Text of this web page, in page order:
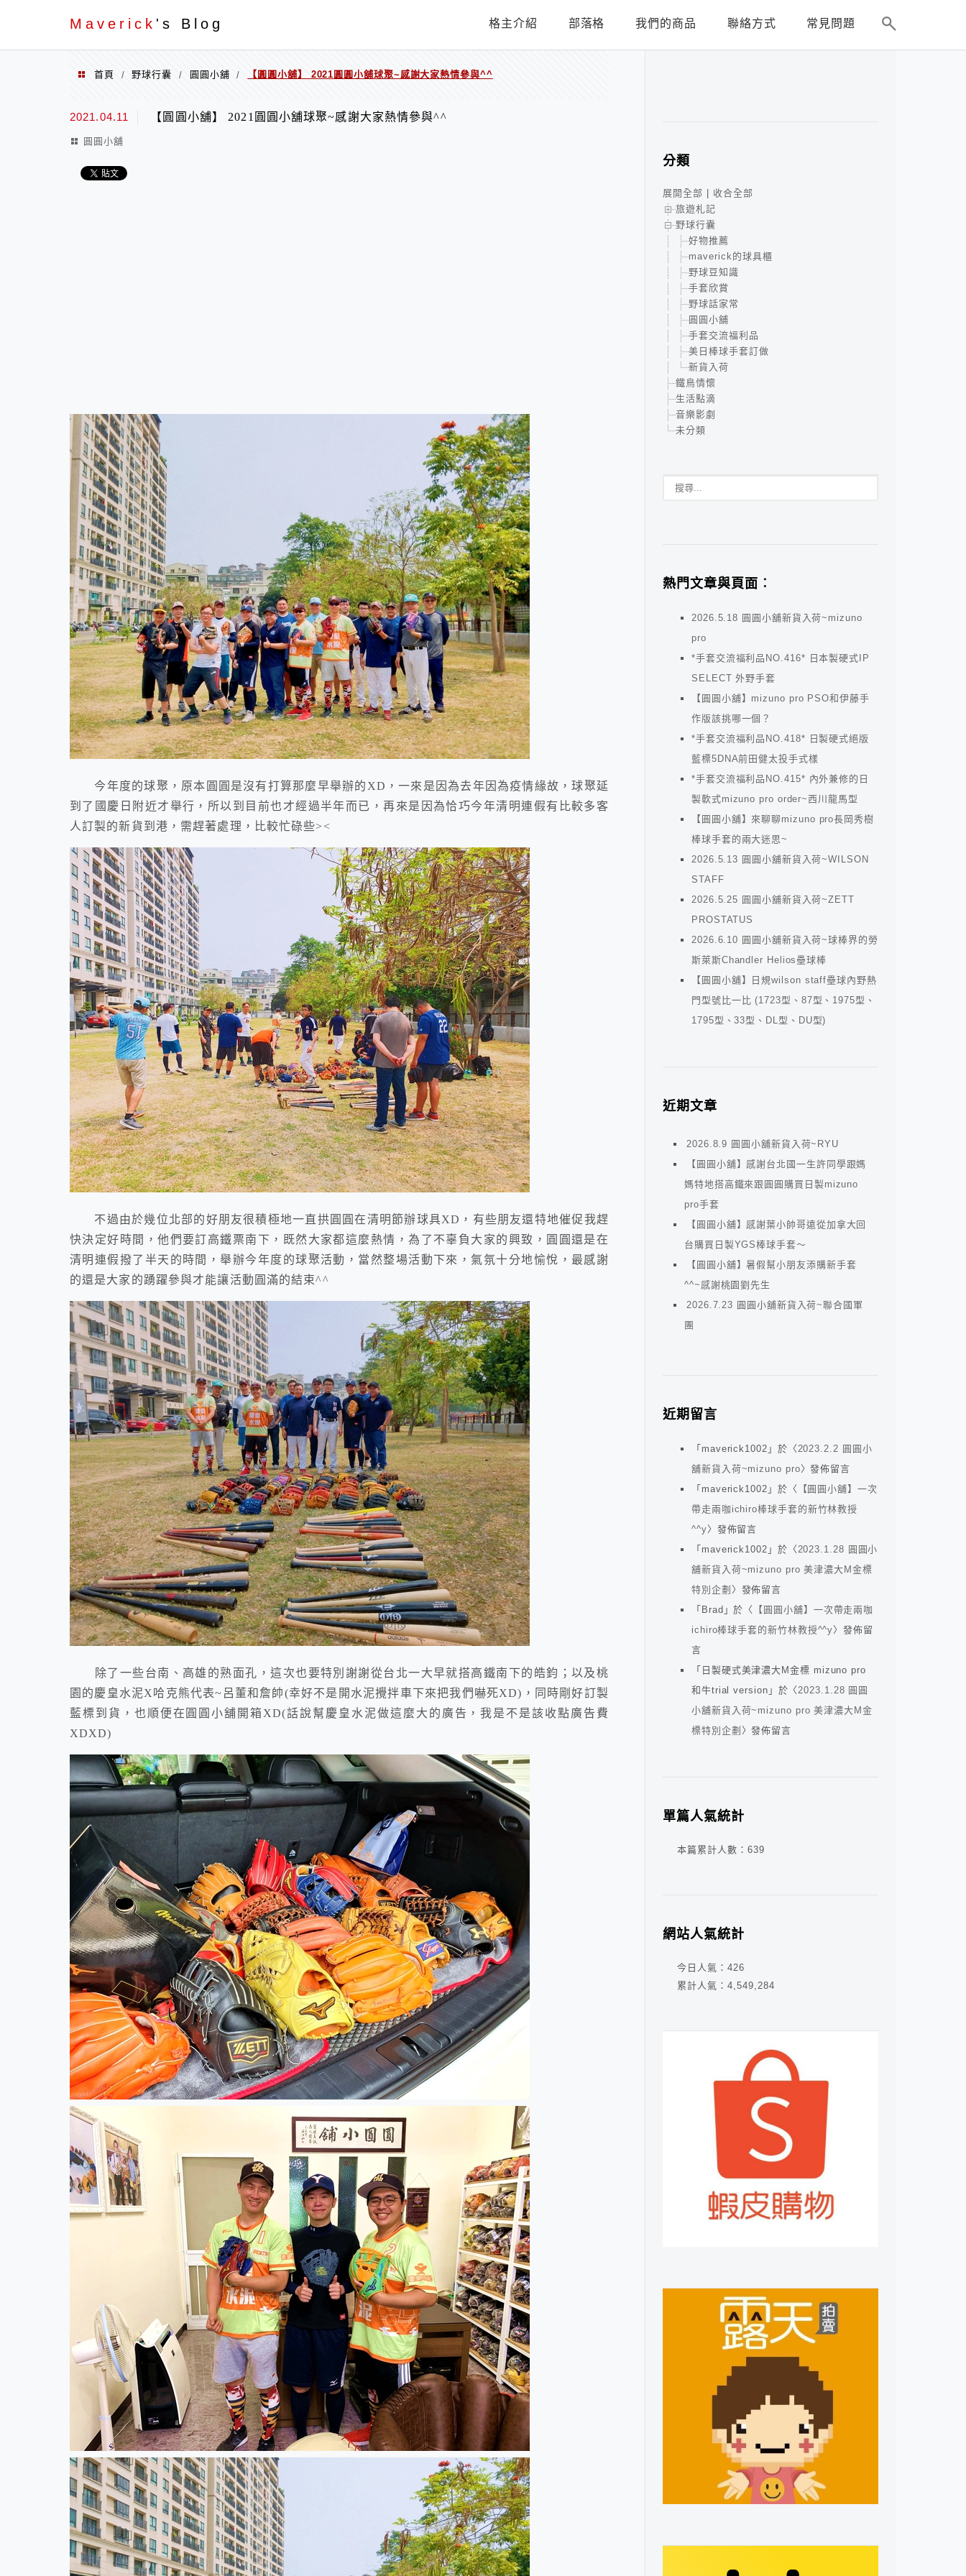
Maverick 's Blog 格主介紹 部落格 我們的商品 聯絡方式 常見問題
首頁 / 野球行囊 / 圓圓小舖 / 【圓圓小舖】 2021圓圓小舖球聚~感謝大家熱情參與^^
2021.04.11 【圓圓小舖】 2021圓圓小舖球聚~感謝大家熱情參與^^
圓圓小舖
今年度的球聚，原本圓圓是沒有打算那麼早舉辦的XD，一來是因為去年因為疫情緣故，球聚延
到了國慶日附近才舉行，所以到目前也才經過半年而已，再來是因為恰巧今年清明連假有比較多客
人訂製的新貨到港，需趕著處理，比較忙碌些><
不過由於幾位北部的好朋友很積極地一直拱圓圓在清明節辦球具XD，有些朋友還特地催促我趕
快決定好時間，他們要訂高鐵票南下，既然大家都這麼熱情，為了不辜負大家的興致，圓圓還是在
清明連假撥了半天的時間，舉辦今年度的球聚活動，當然整場活動下來，氣氛十分地愉悅，最感謝
的還是大家的踴躍參與才能讓活動圓滿的結束^^
除了一些台南、高雄的熟面孔，這次也要特別謝謝從台北一大早就搭高鐵南下的皓鈞；以及桃
園的慶皇水泥X哈克熊代表~呂董和詹帥(幸好不是開水泥攪拌車下來把我們嚇死XD)，同時剛好訂製
藍標到貨，也順便在圓圓小舖開箱XD(話說幫慶皇水泥做這麼大的廣告，我是不是該收點廣告費
XDXD)
分類
展開全部
收合全部
旅遊札記
野球行囊
好物推薦
maverick的球具櫃
野球豆知識
手套欣賞
野球話家常
圓圓小舖
手套交流福利品
美日棒球手套訂做
新貨入荷
鐵鳥情懷
生活點滴
音樂影劇
未分類
熱門文章與頁面︰
2026.5.18 圓圓小舖新貨入荷~mizuno
pro
*手套交流福利品NO.416* 日本製硬式IP
SELECT 外野手套
【圓圓小舖】mizuno pro PSO和伊藤手
作版該挑哪一個？
*手套交流福利品NO.418* 日製硬式絕版
藍標5DNA前田健太投手式樣
*手套交流福利品NO.415* 內外兼修的日
製軟式mizuno pro order~西川龍馬型
【圓圓小舖】來聊聊mizuno pro長岡秀樹
棒球手套的兩大迷思~
2026.5.13 圓圓小舖新貨入荷~WILSON
STAFF
2026.5.25 圓圓小舖新貨入荷~ZETT
PROSTATUS
2026.6.10 圓圓小舖新貨入荷~球棒界的勞
斯萊斯Chandler Helios壘球棒
【圓圓小舖】日規wilson staff壘球內野熱
門型號比一比 (1723型、87型、1975型、
1795型、33型、DL型、DU型)
近期文章
2026.8.9 圓圓小舖新貨入荷~RYU
【圓圓小舖】感謝台北國一生許同學跟媽
媽特地搭高鐵來跟圓圓購買日製mizuno
pro手套
【圓圓小舖】感謝葉小帥哥遠從加拿大回
台購買日製YGS棒球手套～
【圓圓小舖】暑假幫小朋友添購新手套
^^~感謝桃園劉先生
2026.7.23 圓圓小舖新貨入荷~聯合國軍
團
近期留言
「 maverick1002 」於〈2023.2.2 圓圓小
舖新貨入荷~mizuno pro〉發佈留言
「 maverick1002 」於〈
【圓圓小舖】一次
帶走兩咖ichiro棒球手套的新竹林教授
^^y〉發佈留言
「 maverick1002 」於〈2023.1.28 圓圓小
舖新貨入荷~mizuno pro 美津濃大M金標
特別企劃 〉發佈留言
「 Brad 」於〈
【圓圓小舖】一次帶走兩咖
ichiro棒球手套的新竹林教授^^y〉發佈留
言
「 日製硬式美津濃大M金標 mizuno pro
和牛trial version 」於〈2023.1.28 圓圓
小舖新貨入荷~mizuno pro 美津濃大M金
標特別企劃 〉發佈留言
單篇人氣統計
本篇累計人數： 639
網站人氣統計
今日人氣： 426
累計人氣： 4,549,284